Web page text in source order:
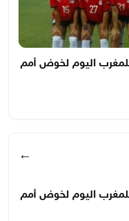
اليوم لخوض أمم
←
اليوم لخوض أمم